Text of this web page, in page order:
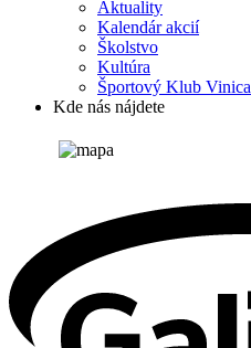
Aktuality
Kalendár akcií
Školstvo
Kultúra
Športový Klub Vinica
Kde nás nájdete